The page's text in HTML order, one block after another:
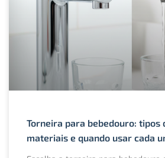
Torneira para bebedouro: tipos
materiais e quando usar cada